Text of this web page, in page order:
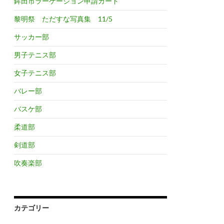
黎明祭 ただすな写真集 11/5
サッカー部
男子テニス部
女子テニス部
バレー部
バスケ部
柔道部
剣道部
吹奏楽部
カテゴリー